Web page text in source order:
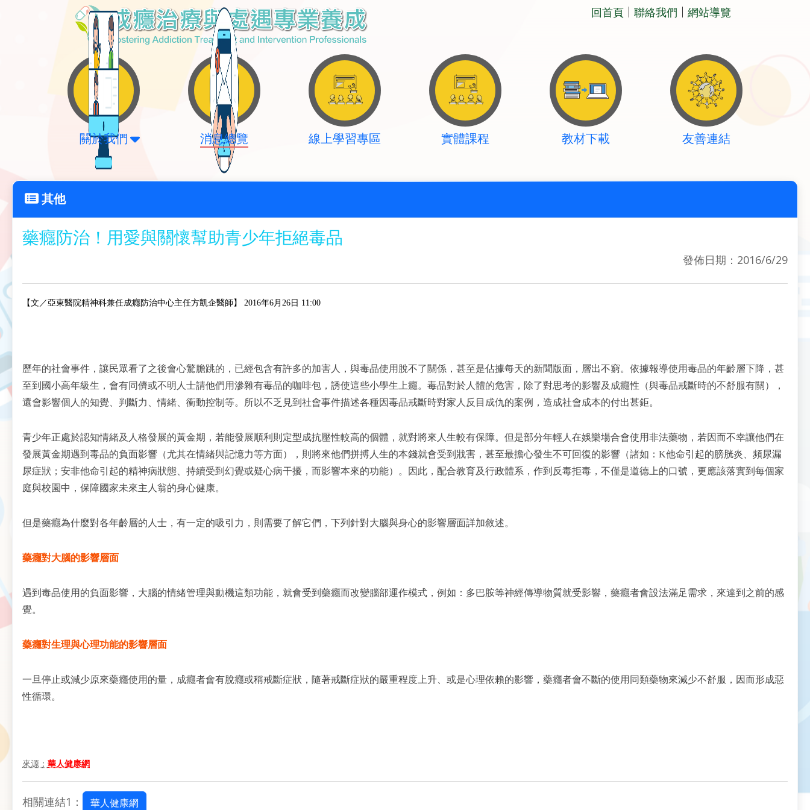
回首頁 聯絡我們 網站導覽
關於我們 消息總覽 線上學習專區 實體課程 教材下載 友善連結
其他
藥癮防治！用愛與關懷幫助青少年拒絕毒品
發佈日期：2016/6/29
【文／亞東醫院精神科兼任成癮防治中心主任方凱企醫師 】 2016年6月26日 11:00
歷年的社會事件，讓民眾看了之後會心驚膽跳的，已經包含有許多的加害人，與毒品使用脫不了關係，甚至是佔據每天的新聞版面，層出不窮。依據報導使用毒品的年齡層下降，甚
至到國小高年級生，會有同儕或不明人士請他們用滲雜有毒品的咖啡包，誘使這些小學生上癮。毒品對於人體的危害，除了對思考的影響及成癮性（與毒品戒斷時的不舒服有關），
還會影響個人的知覺、判斷力、情緒、衝動控制等。所以不乏見到社會事件描述各種因毒品戒斷時對家人反目成仇的案例，造成社會成本的付出甚鉅。
青少年正處於認知情緒及人格發展的黃金期，若能發展順利則定型成抗壓性較高的個體，就對將來人生較有保障。但是部分年輕人在娛樂場合會使用非法藥物，若因而不幸讓他們在
發展黃金期遇到毒品的負面影響（尤其在情緒與記憶力等方面），則將來他們拼搏人生的本錢就會受到戕害，甚至最擔心發生不可回復的影響（諸如：K他命引起的膀胱炎、頻尿漏
尿症狀；安非他命引起的精神病狀態、持續受到幻覺或疑心病干擾，而影響本來的功能）。因此，配合教育及行政體系，作到反毒拒毒，不僅是道德上的口號，更應該落實到每個家
庭與校園中，保障國家未來主人翁的身心健康。
但是藥癮為什麼對各年齡層的人士，有一定的吸引力，則需要了解它們，下列針對大腦與身心的影響層面詳加敘述。
藥癮對大腦的影響層面
遇到毒品使用的負面影響，大腦的情緒管理與動機這類功能，就會受到藥癮而改變腦部運作模式，例如：多巴胺等神經傳導物質就受影響，藥癮者會設法滿足需求，來達到之前的感
覺。
藥癮對生理與心理功能的影響層面
一旦停止或減少原來藥癮使用的量，成癮者會有脫癮或稱戒斷症狀，隨著戒斷症狀的嚴重程度上升、或是心理依賴的影響，藥癮者會不斷的使用同類藥物來減少不舒服，因而形成惡
性循環。
來源： 華人健康網
相關連結1： 華人健康網